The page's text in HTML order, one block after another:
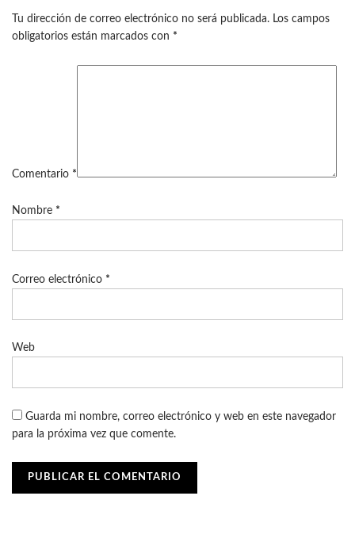
Tu dirección de correo electrónico no será publicada. Los campos
obligatorios están marcados con *
Comentario *
Nombre *
Correo electrónico *
Web
Guarda mi nombre, correo electrónico y web en este navegador
para la próxima vez que comente.